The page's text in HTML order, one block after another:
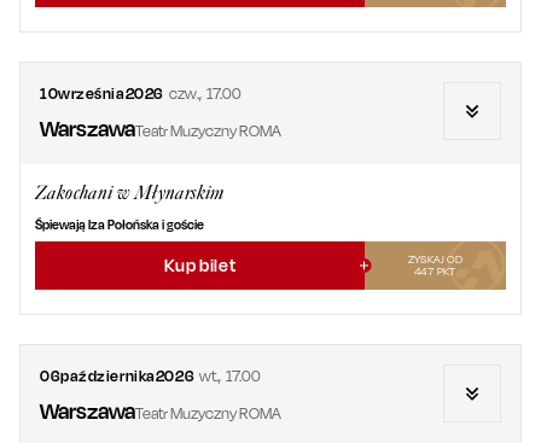
10września2026 czw., 17.00
WarszawaTeatr Muzyczny ROMA
Zakochani w Młynarskim
Śpiewają Iza Połońska i goście
Kup bilet
ZYSKAJ OD
447 PKT
06października2026 wt.,17.00
WarszawaTeatr Muzyczny ROMA